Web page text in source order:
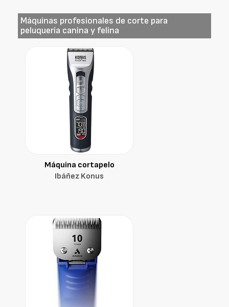
Máquinas profesionales de corte para
peluquería canina y felina
Máquina cortapelo
Ibáñez Konus